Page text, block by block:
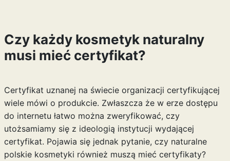
Czy każdy kosmetyk naturalny
musi mieć certyfikat?
Certyfikat uznanej na świecie organizacji certyfikującej
wiele mówi o produkcie. Zwłaszcza że w erze dostępu
do internetu łatwo można zweryfikować, czy
utożsamiamy się z ideologią instytucji wydającej
certyfikat. Pojawia się jednak pytanie, czy naturalne
polskie kosmetyki również muszą mieć certyfikaty?